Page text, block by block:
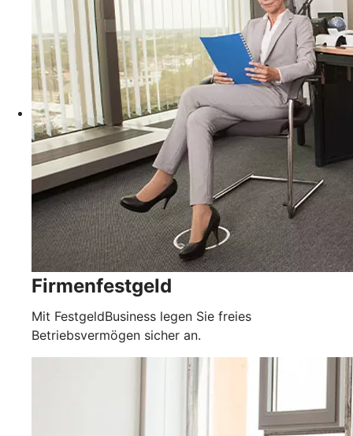
Firmenfestgeld
Mit FestgeldBusiness legen Sie freies
Betriebsvermögen sicher an.